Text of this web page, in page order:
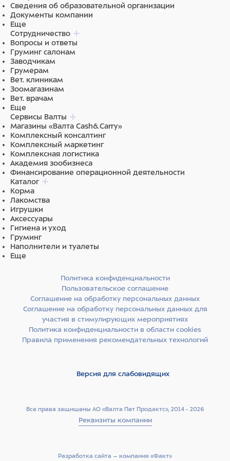
Стол может устанавливаться на поворотные колеса со
стопорными механизмами, выполненными из пластика.
Пластиковые колеса защищают пол от механических
повреждений и царапин, обеспечивают маневренность
на неровных полах.
В базовую комплектацию стола входят:
Штатив для вливаний.
Навесная емкость для отходов из нержавеющей
стали.
Основные характеристики:
Материал каркаса: cталь с полимерно-
порошковым покрытием.
Цвет каркаса: белый.
Материал столешницы: нержавеющая сталь.
Размеры столешницы: 1300х600 мм.
Пульт электропривода: ножной.
Регулировка высоты: 330-1050 мм.
Максимальная статистическая нагрузка: 100 кг.
Важно: Стол поставляется на опорах, может быть
дооснащен комплектом колес (приобретается
отдельно).
НЕ ДОПУСКАЕТСЯ уборка покрытия из нержавеющей
стали, полипропилена, оргстекла, пластика, кожзама и
ПВХ абразивными и хлорсодержащими средствами.
Данные средства могут вызвать коррозию металла и
повреждение поверхностей.
Нержавеющая сталь
Сведения об образовательной организации
Документы компании
Еще
Сотрудничество
Вопросы и ответы
Груминг салонам
Заводчикам
Грумерам
Вет. клиникам
Зоомагазинам
Вет. врачам
Еще
Сервисы Валты
Магазины «Валта Cash&Carry»
Комплексный консалтинг
Комплексный маркетинг
Комплексная логистика
Академия зообизнеса
Финансирование операционной деятельности
Каталог
Корма
Лакомства
Игрушки
Аксессуары
Гигиена и уход
Груминг
Наполнители и туалеты
Еще
Все права защищены АО «Валта Пет Продактс», 2014 - 2026
Реквизиты компании
Политика конфиденциальности
Пользовательское соглашение
Соглашение на обработку персональных данных
Соглашение на обработку персональных данных для
участия в стимулирующих мероприятиях
Политика конфиденциальности в области cookies
Правила применения рекомендательных технологий
Версия для слабовидящих
Разработка сайта –­ компания «Факт»